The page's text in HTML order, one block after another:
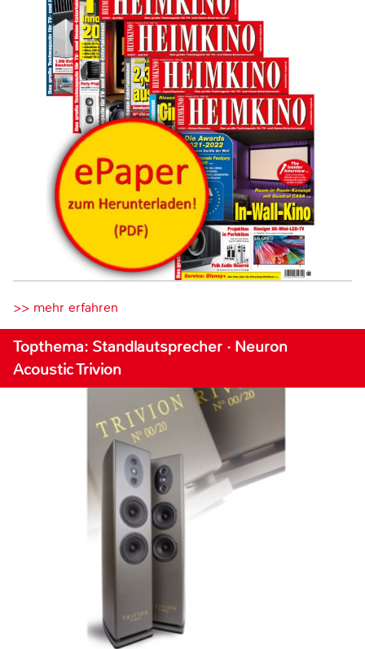
>> mehr erfahren
Topthema: Standlautsprecher · Neuron
Acoustic Trivion